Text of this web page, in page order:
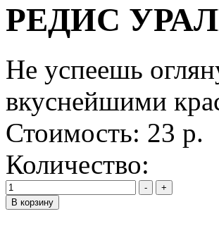
РЕДИС
Не успеешь
вкуснейшими
Стоимость: 23 р.
Количество: